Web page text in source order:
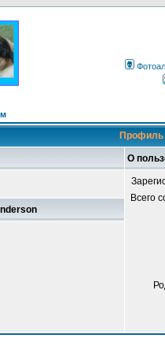
Профиль
О
Всего